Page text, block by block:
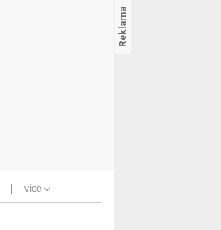
více